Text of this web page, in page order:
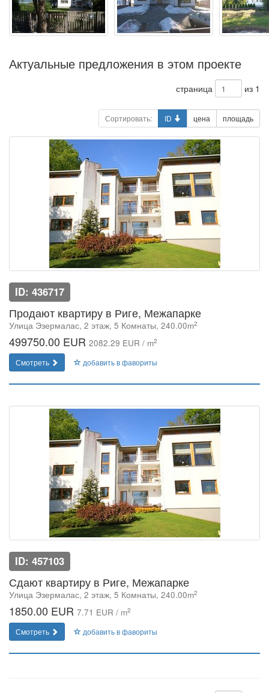
Актуальные предложения в этом проекте
страница из 1
Сортировать: ID цена площадь
ID: 436717
Продают квартиру в Риге, Межапарке
Улица Эзермалас, 2 этаж, 5 Комнаты, 240.00m2
499750.00 EUR 2082.29 EUR / m2
Смотреть добавить в фавориты
ID: 457103
Сдают квартиру в Риге, Межапарке
Улица Эзермалас, 2 этаж, 5 Комнаты, 240.00m2
1850.00 EUR 7.71 EUR / m2
Смотреть добавить в фавориты